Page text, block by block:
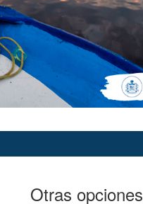
Otras opciones